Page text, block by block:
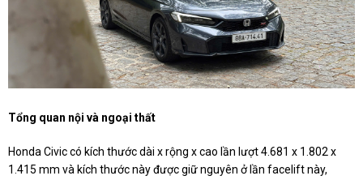
Tổng quan nội và ngoại thất
Honda Civic có kích thước dài x rộng x cao lần lượt 4.681 x 1.802 x
1.415 mm và kích thước này được giữ nguyên ở lần facelift này,